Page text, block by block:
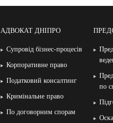
АДВОКАТ ДНІПРО
Супровід бізнес-процесів
Корпоративне право
Податковий консалтинг
Кримінальне право
По договорним спорам
по